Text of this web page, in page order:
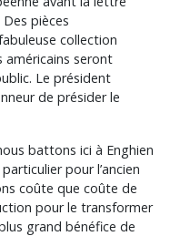
pièces
collection
américains seront
Le président
de présider le
battons ici à Enghien
pour l’ancien
coûte que coûte de
pour le transformer
grand bénéfice de